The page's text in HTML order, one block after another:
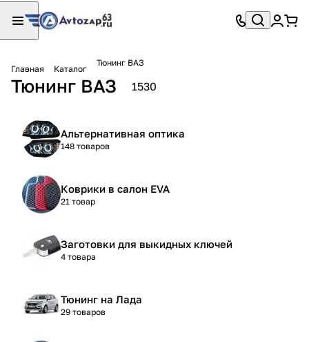
Главная Каталог
Тюнинг ВАЗ
Тюнинг ВАЗ 1530
Альтернативная оптика
148 товаров
Коврики в салон EVA
21 товар
Заготовки для выкидных ключей
4 товара
Тюнинг на Лада
29 товаров